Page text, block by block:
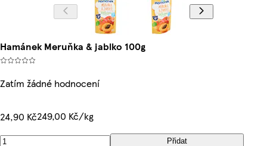
Hamánek Meruňka & jablko 100g
Zatím žádné hodnocení
24,90 Kč249,00 Kč/kg
Přidat